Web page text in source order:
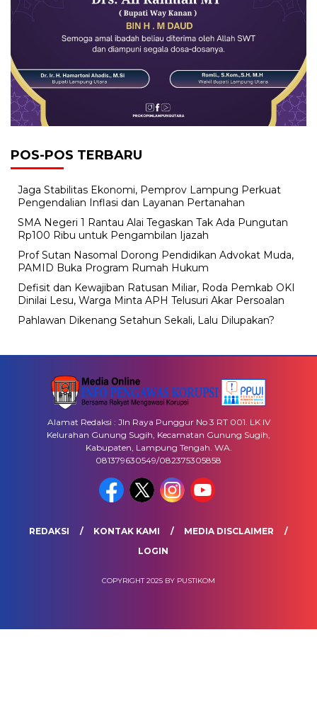
POS-POS TERBARU
Jaga Stabilitas Ekonomi, Pemprov Lampung Perkuat
Pengendalian Inflasi dan Layanan Pertanahan
SMA Negeri 1 Rantau Alai Tegaskan Tak Ada Pungutan
Rp100 Ribu untuk Pengambilan Ijazah
Prof Sutan Nasomal Dorong Pendidikan Advokat Muda,
PAMID Buka Program Rumah Hukum
Defisit dan Kewajiban Ratusan Miliar, Roda Pemkab OKI
Dinilai Lesu, Warga Minta APH Telusuri Akar Persoalan
Pahlawan Dikenang Setahun Sekali, Lalu Dilupakan?
Alamat Redaksi : Jln Raya Punggur No 3 RT 001. LK IV
Kelurahan Gunung Sugih, Kecamatan Gunung Sugih,
Kabupaten, Lampung Tengah. WA.
081379630549/082375305858
REDAKSI KONTAK KAMI
MEDIA DISCLAIMER
LOGIN
COPYRIGHT 2025 BY PUSTIKOM